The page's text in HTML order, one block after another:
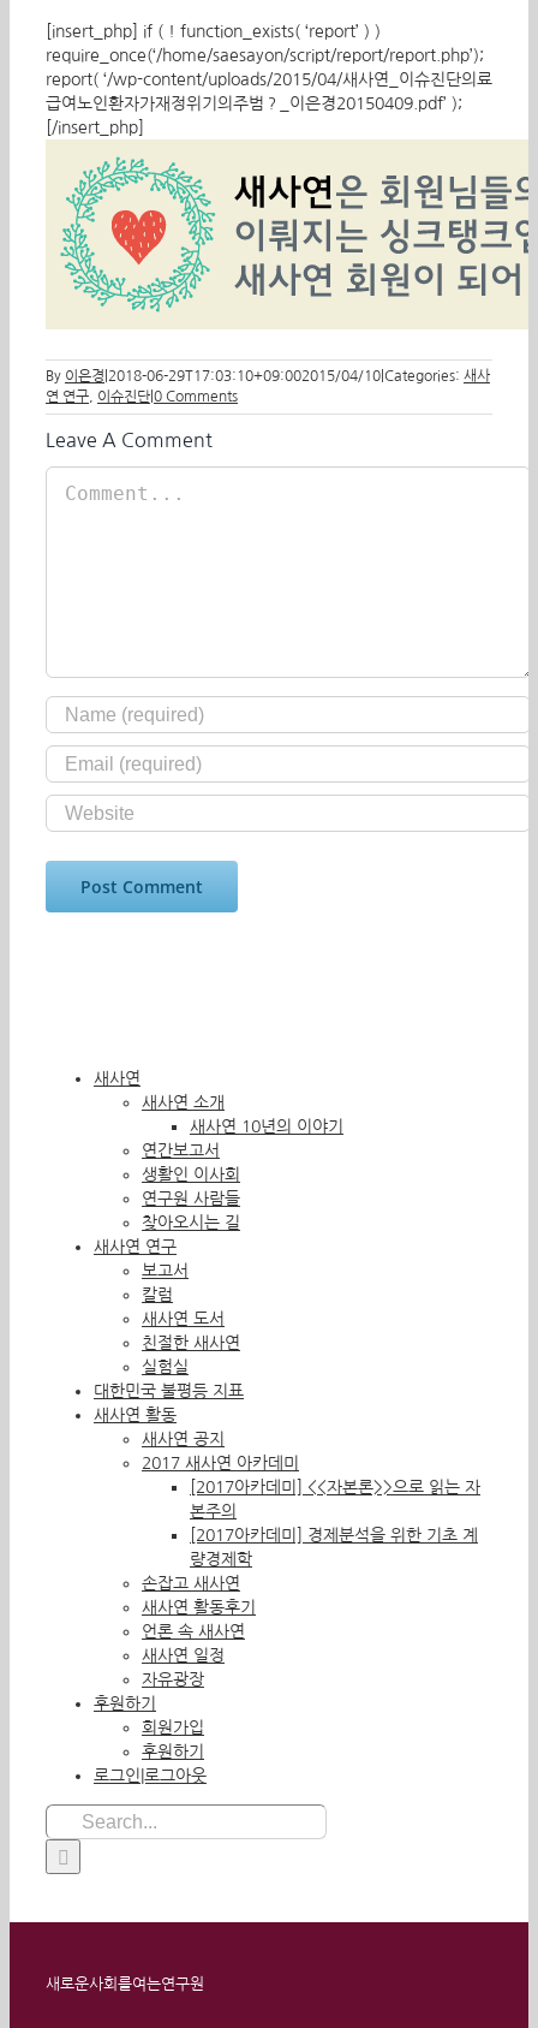
[insert_php] if ( ! function_exists( ‘report’ ) )
require_once(‘/home/saesayon/script/report/report.php’);
report( ‘/wp-content/uploads/2015/04/새사연_이슈진단의료
급여노인환자가재정위기의주범？_이은경20150409.pdf’ );
[/insert_php]
By 이은경 2018-06-29T17:03:10+09:002015/04/10 Categories: 새사
연 연구
이슈진단 0 Comments
Leave A Comment
새사연
새사연 소개
새사연 10년의 이야기
연간보고서
생활인 이사회
연구원 사람들
찾아오시는 길
새사연 연구
보고서
칼럼
새사연 도서
친절한 새사연
실험실
대한민국 불평등 지표
새사연 활동
새사연 공지
2017 새사연 아카데미
[2017아카데미] <<자본론>>으로 읽는 자
본주의
[2017아카데미] 경제분석을 위한 기초 계
량경제학
손잡고 새사연
새사연 활동후기
언론 속 새사연
새사연 일정
자유광장
후원하기
회원가입
후원하기
로그인|로그아웃
Search
for:
새로운사회를여는연구원